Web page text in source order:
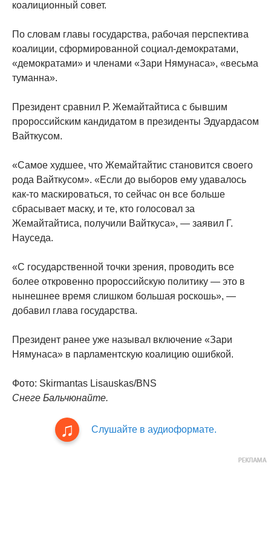
коалиционный совет.
По словам главы государства, рабочая перспектива
коалиции, сформированной социал-демократами,
«демократами» и членами «Зари Нямунаса», «весьма
туманна».
Президент сравнил Р. Жемайтайтиса с бывшим
пророссийским кандидатом в президенты Эдуардасом
Вайткусом.
«Самое худшее, что Жемайтайтис становится своего
рода Вайткусом». «Если до выборов ему удавалось
как-то маскироваться, то сейчас он все больше
сбрасывает маску, и те, кто голосовал за
Жемайтайтиса, получили Вайткуса», — заявил Г.
Науседа.
«С государственной точки зрения, проводить все
более откровенно пророссийскую политику — это в
нынешнее время слишком большая роскошь», —
добавил глава государства.
Президент ранее уже называл включение «Зари
Нямунаса» в парламентскую коалицию ошибкой.
Фото: Skirmantas Lisauskas/BNS
Снеге Бальчюнайте.
Слушайте в аудиоформате.